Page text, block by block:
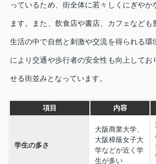
っているため、街全体に若々しくにぎやか
ます。また、飲食店や書店、カフェなども
生活の中で自然と刺激や交流を得られる環
により交通や歩行者の安全性も向上してお
せる街並みとなっています。
項目 内容
学生の多さ
大阪商業大学、
大阪樟蔭女子大
学などが近く学
生が多い